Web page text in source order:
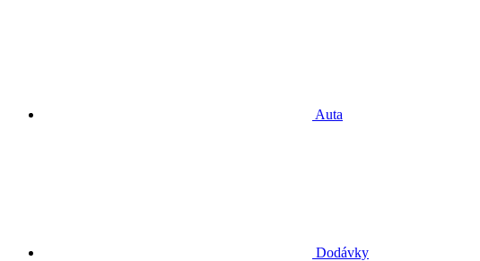
Auta
Dodávky